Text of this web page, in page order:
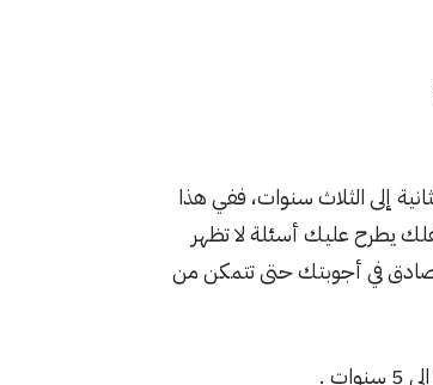
إلى الثلاث سنوات، ففي هذا
يطرح عليك أسئلة لا تظهر
صادق في أجوبتك حتى تتمكن من